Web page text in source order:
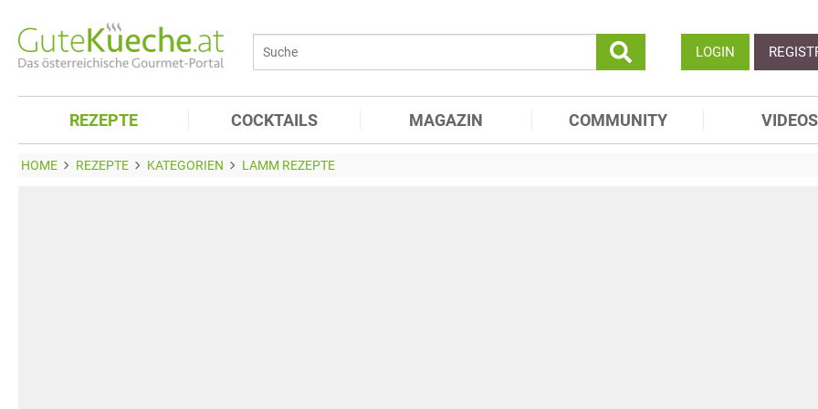
LOGIN
REZEPTE COCKTAILS MAGAZIN COMMUNITY VIDEOS
HOME REZEPTE KATEGORIEN LAMM REZEPTE